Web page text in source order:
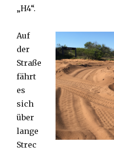
„H4“.
Auf
der
Straße
fährt
es
sich
über
lange
Strec